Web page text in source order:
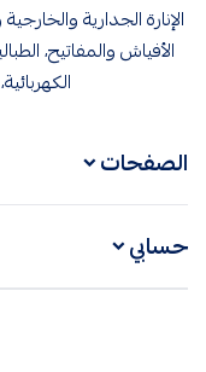
الإنارة الجدارية
الأفياش والمفاتيح،
الصفحات
حسابي